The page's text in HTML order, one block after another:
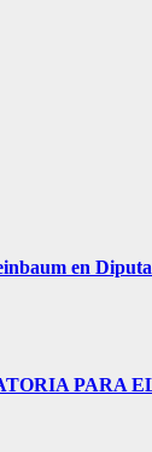
en
PARA